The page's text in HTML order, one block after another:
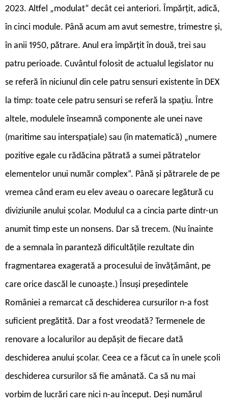
2023. Altfel „modulat“ decât cei anteriori. Împărțit, adică,
în cinci module. Până acum am avut semestre, trimestre și,
în anii 1950, pătrare. Anul era împărțit în două, trei sau
patru perioade. Cuvântul folosit de actualul legislator nu
se referă în niciunul din cele patru sensuri existente în DEX
la timp: toate cele patru sensuri se referă la spațiu. Între
altele, modulele înseamnă componente ale unei nave
(maritime sau interspațiale) sau (în matematică) „numere
pozitive egale cu rădăcina pătrată a sumei pătratelor
elementelor unui număr complex“. Până și pătrarele de pe
vremea când eram eu elev aveau o oarecare legătură cu
diviziunile anului școlar. Modulul ca a cincia parte dintr-un
anumit timp este un nonsens. Dar să trecem. (Nu înainte
de a semnala în paranteză dificultățile rezultate din
fragmentarea exagerată a procesului de învățământ, pe
care orice dascăl le cunoaște.) Însuși președintele
României a remarcat că deschiderea cursurilor n-a fost
suficient pregătită. Dar a fost vreodată? Termenele de
renovare a localurilor au depășit de fiecare dată
deschiderea anului școlar. Ceea ce a făcut ca în unele școli
deschiderea cursurilor să fie amânată. Ca să nu mai
vorbim de lucrări care nici n-au început. Deși numărul